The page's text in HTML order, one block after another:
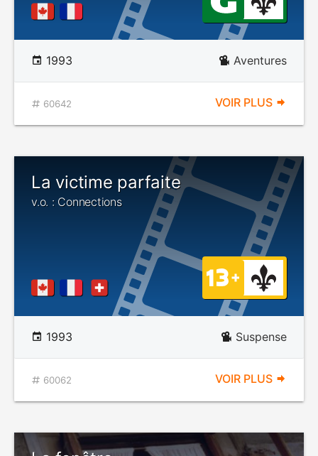
1993 Aventures
60642 VOIR PLUS
La victime parfaite
v.o. : Connections
1993 Suspense
60062 VOIR PLUS